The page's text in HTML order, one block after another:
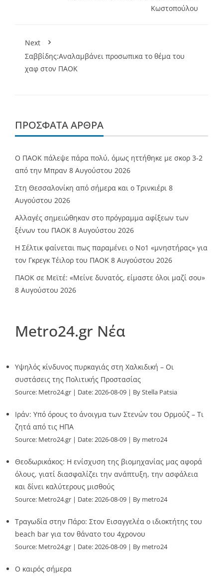
Κωστοπούλου
Next
Σαββίδης:Αναλαμβάνει προσωπικα το θέμα του
χαφ στον ΠΑΟΚ
ΠΡΌΣΦΑΤΑ ΆΡΘΡΑ
Ο ΠΑΟΚ πάλεψε πάρα πολύ, όμως ηττήθηκε με σκορ 3-2
από την Μπραν 8 Αυγούστου 2026
Στη Θεσσαλονίκη από σήμερα και ο Τρινκιέρι 8
Αυγούστου 2026
Αλλαγές σημειώθηκαν στο πρόγραμμα αφίξεων των
ξένων του ΠΑΟΚ 8 Αυγούστου 2026
Η Σέλτικ φαίνεται πως παραμένει ο Νο1 «μνηστήρας» για
τον Γκρεγκ Τέιλορ του ΠΑΟΚ 8 Αυγούστου 2026
ΠΑΟΚ σε Μεϊτέ: «Μείνε δυνατός, είμαστε όλοι μαζί σου»
8 Αυγούστου 2026
Metro24.gr Νέα
Υψηλός κίνδυνος πυρκαγιάς στη Χαλκιδική – Οι
συστάσεις της Πολιτικής Προστασίας
Source: Metro24.gr Date: 2026-08-09 By Stella Patsia
Ιράν: Υπό όρους το άνοιγμα των Στενών του Ορμούζ – Τι
ζητά από τις ΗΠΑ
Source: Metro24.gr Date: 2026-08-09 By metro24
Θεοδωρικάκος: Η ενίσχυση της βιομηχανίας μας αφορά
όλους, γιατί διασφαλίζει την ανάπτυξη, την ασφάλεια
και δίνει καλύτερους μισθούς
Source: Metro24.gr Date: 2026-08-09 By metro24
Τραγωδία στην Πάρο: Στον Εισαγγελέα ο ιδιοκτήτης του
beach bar για τον θάνατο του 4χρονου
Source: Metro24.gr Date: 2026-08-09 By metro24
Ο καιρός σήμερα